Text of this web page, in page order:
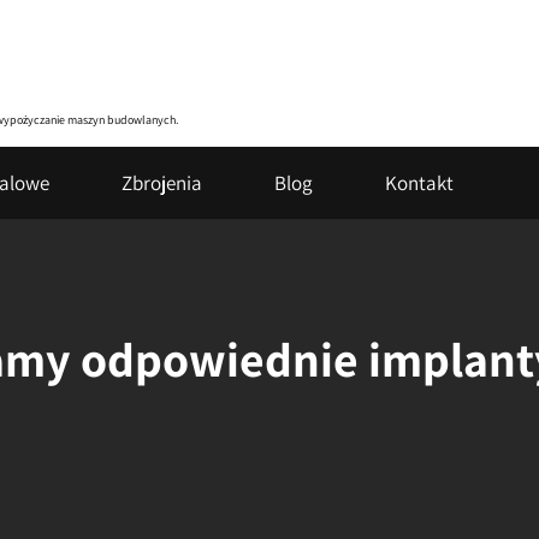
maszyn budowlanych.
Zbrojenia Blog Kontakt
odpowiednie